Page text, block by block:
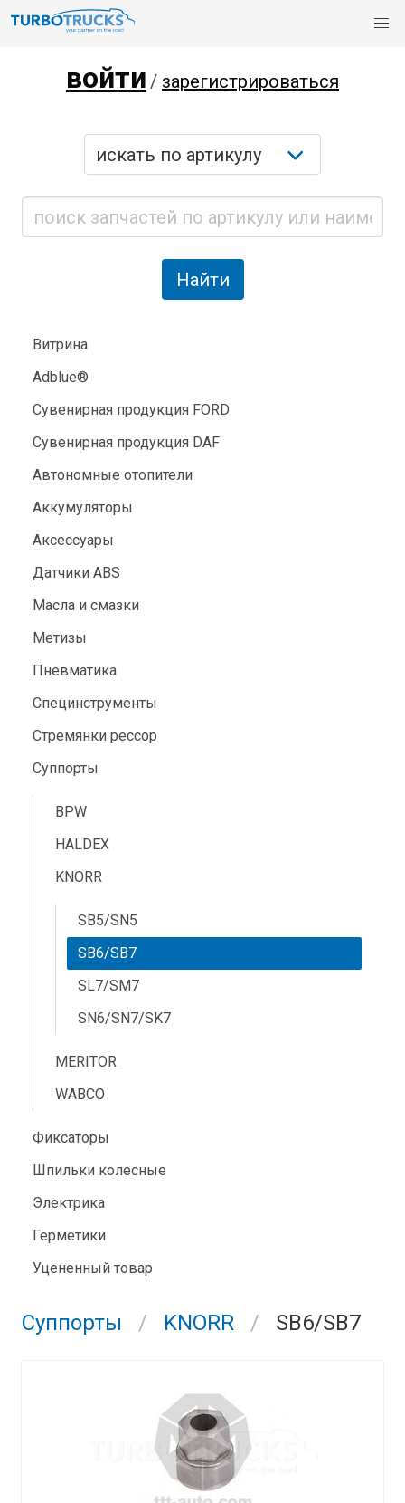
войти / зарегистрироваться
Витрина
Adblue®
Сувенирная продукция FORD
Сувенирная продукция DAF
Автономные отопители
Аккумуляторы
Аксессуары
Датчики ABS
Масла и смазки
Метизы
Пневматика
Специнструменты
Стремянки рессор
Суппорты
BPW
HALDEX
KNORR
SB5/SN5
SB6/SB7
SL7/SM7
SN6/SN7/SK7
MERITOR
WABCO
Фиксаторы
Шпильки колесные
Электрика
Герметики
Уцененный товар
Суппорты KNORR SB6/SB7